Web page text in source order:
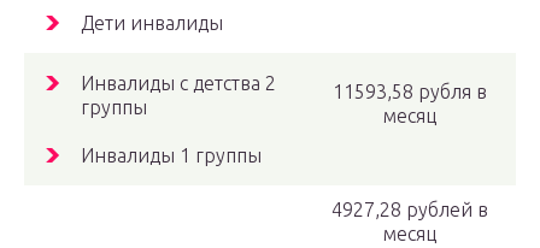
Дети инвалиды
Инвалиды с детства 2
группы
Инвалиды 1 группы
11593,58 рубля в
месяц
4927,28 рублей в
месяц